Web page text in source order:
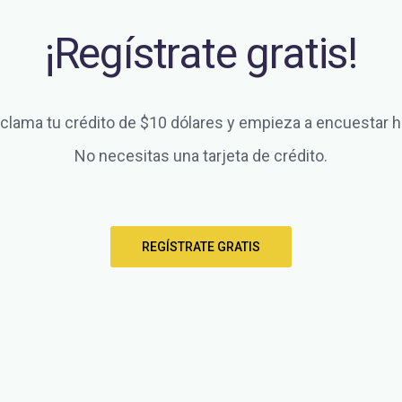
¡Regístrate gratis!
tu crédito de $10 dólares y empieza a encuestar
No necesitas una tarjeta de crédito.
REGÍSTRATE GRATIS